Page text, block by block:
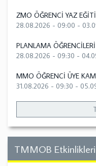
ZMO ÖĞRENCİ YAZ
28.08.2026 - 09:00 -
PLANLAMA
28.08.2026 - 09:30 -
MMO ÖĞRENCİ ÜYE
31.08.2026 - 09:30 -
TMMOB Etkinlikleri